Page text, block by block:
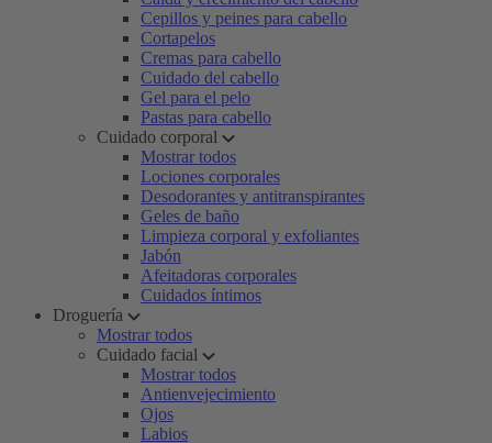
Cepillos y peines para cabello
Cortapelos
Cremas para cabello
Cuidado del cabello
Gel para el pelo
Pastas para cabello
Cuidado corporal
Mostrar todos
Lociones corporales
Desodorantes y antitranspirantes
Geles de baño
Limpieza corporal y exfoliantes
Jabón
Afeitadoras corporales
Cuidados íntimos
Droguería
Mostrar todos
Cuidado facial
Mostrar todos
Antienvejecimiento
Ojos
Labios